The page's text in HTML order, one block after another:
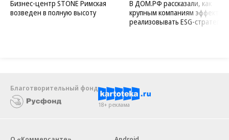
Бизнес-центр STONE Римская
возведен в полную высоту
В ДОМ.РФ рассказали, как
крупным компаниям
реализовывать ESG-стратегию
Благотворительный фонд
18+ реклама